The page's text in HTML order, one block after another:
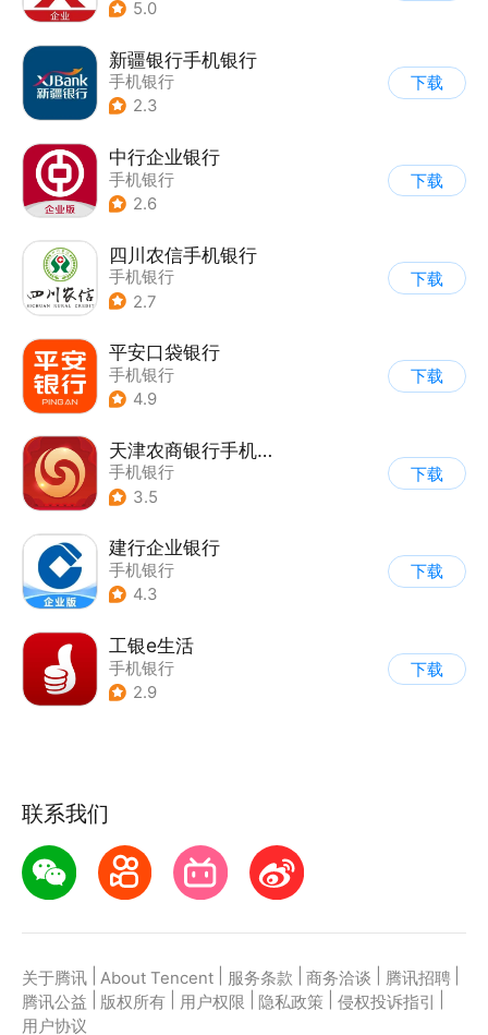
5.0
新疆银行手机银行
手机银行
2.3
下载
中行企业银行
手机银行
2.6
下载
四川农信手机银行
手机银行
2.7
下载
平安口袋银行
手机银行
4.9
下载
天津农商银行手机银行
手机银行
3.5
下载
建行企业银行
手机银行
4.3
下载
工银e生活
手机银行
2.9
下载
联系我们
关于腾讯 About Tencent 服务条款 商务洽谈 腾讯招聘
腾讯公益
版权所有 用户权限 隐私政策 侵权投诉指引
用户协议